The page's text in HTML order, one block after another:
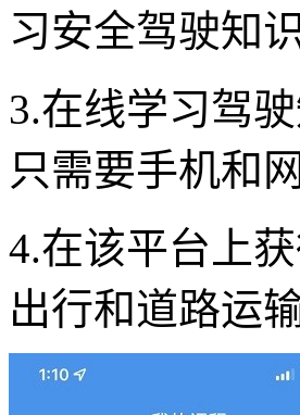
习安全驾驶知
3.在线学习驾
只需要手机和
4.在该平台上
出行和道路运